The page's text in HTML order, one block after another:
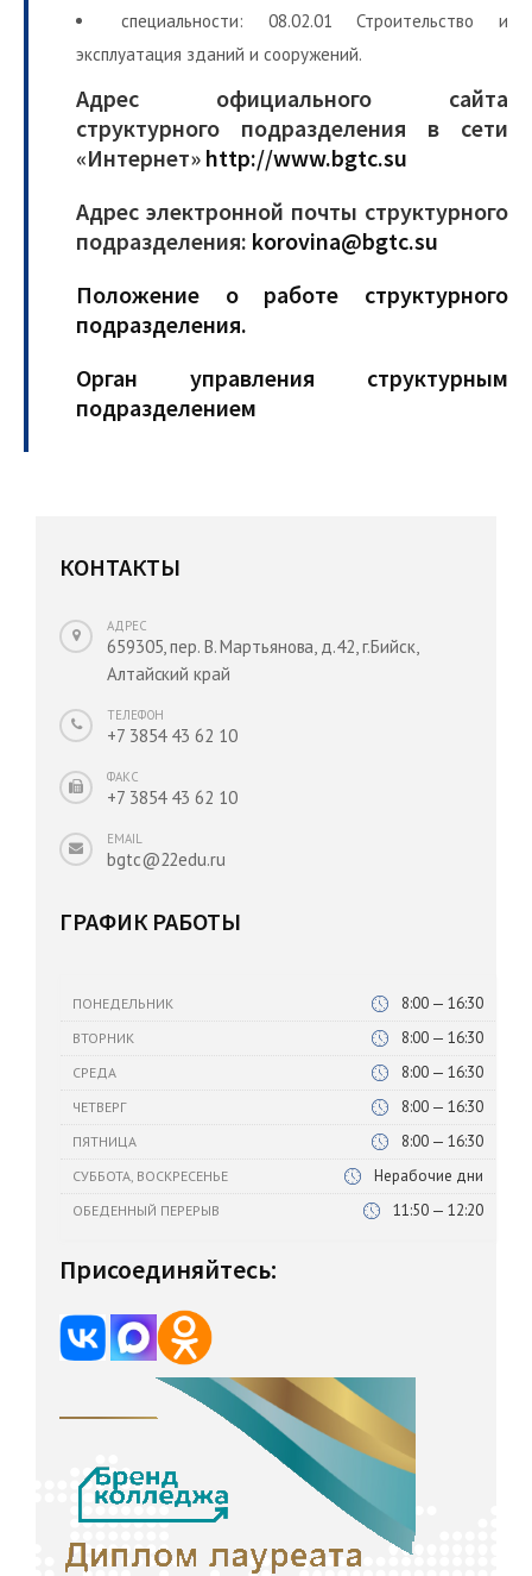
специальности: 08.02.01 Строительство и
эксплуатация зданий и сооружений.
Адрес официального сайта
структурного подразделения в сети
«Интернет» http://www.bgtc.su
Адрес электронной почты структурного
подразделения: korovina@bgtc.su
Положение о работе структурного
подразделения.
Орган управления структурным
подразделением
КОНТАКТЫ
АДРЕС
659305, пер. В. Мартьянова, д.42, г.Бийск,
Алтайский край
ТЕЛЕФОН
+7 3854 43 62 10
ФАКС
+7 3854 43 62 10
EMAIL
bgtc@22edu.ru
ГРАФИК РАБОТЫ
ПОНЕДЕЛЬНИК 8:00 — 16:30
ВТОРНИК 8:00 — 16:30
СРЕДА 8:00 — 16:30
ЧЕТВЕРГ 8:00 — 16:30
ПЯТНИЦА 8:00 — 16:30
СУББОТА, ВОСКРЕСЕНЬЕ Нерабочие дни
ОБЕДЕННЫЙ ПЕРЕРЫВ 11:50 — 12:20
Присоединяйтесь: